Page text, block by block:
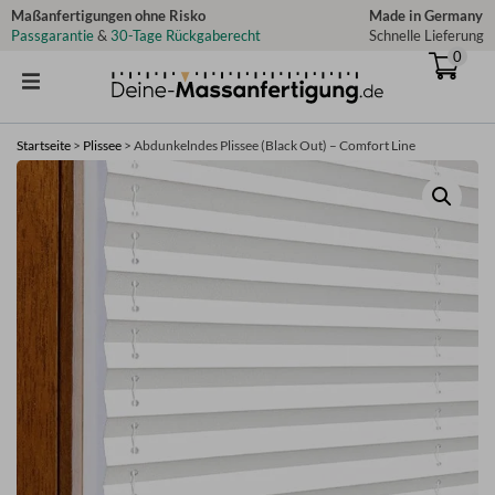
Zum
Inhalt
Maßanfertigungen ohne Risko
Passgarantie& 30-Tage Rückgaberecht
Made in Germany
Schnelle Lieferung
0
Startseite > Plissee > Abdunkelndes Plissee (Black Out) – Comfort Line